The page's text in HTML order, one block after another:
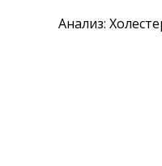
Налоговый
Анализ: